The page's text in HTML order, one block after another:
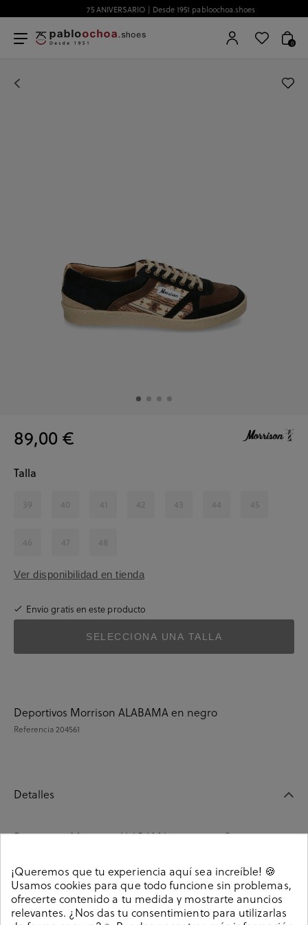
75 ANIVERSARIO | Desde 1951 pabloochoa.shoes
0
89,00 €
Talla
39 40 41 42 43 44 45
46 47 48
Ver disponibilidad en tienda
Envío gratis en este producto
SELECCIONA UNA TALLA
Deportivos Morrison ALABAMA en negro
Referencia204561
Detalles
Deportivos Morrison ALABAMA en negro. Cierre con
Referencia 204561
¡Queremos que tu experiencia aquí sea increíble! 🍪
Usamos cookies para que todo funcione sin problemas,
ofrecerte contenido a tu medida y mostrarte anuncios
relevantes. ¿Nos das tu consentimiento para utilizarlas